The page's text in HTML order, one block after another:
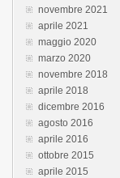
novembre 2021
aprile 2021
maggio 2020
marzo 2020
novembre 2018
aprile 2018
dicembre 2016
agosto 2016
aprile 2016
ottobre 2015
aprile 2015